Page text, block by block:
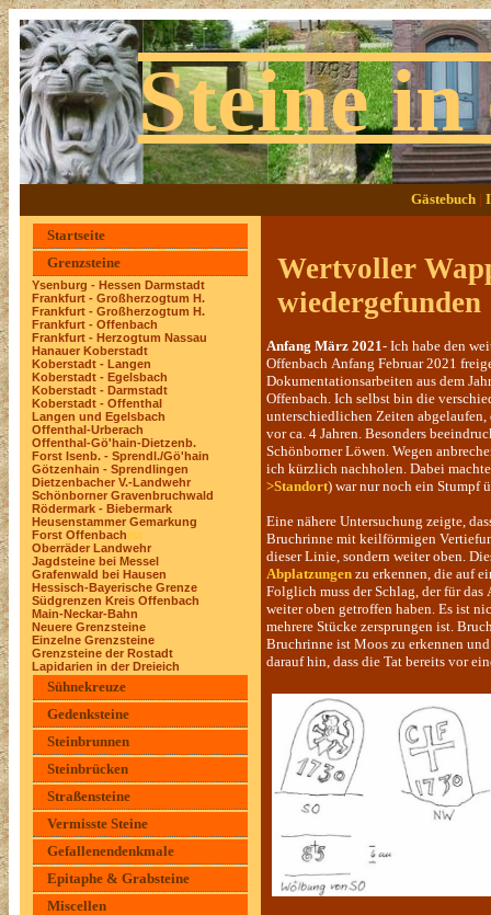
Steine
Gästebuch |
Startseite
Grenzsteine
Ysenburg - Hessen Darmstadt
Frankfurt - Großherzogtum H.
Frankfurt - Großherzogtum H.
Frankfurt - Offenbach
Frankfurt - Herzogtum Nassau
Hanauer Koberstadt
Koberstadt - Langen
Koberstadt - Egelsbach
Koberstadt - Darmstadt
Koberstadt - Offenthal
Langen und Egelsbach
Offenthal-Urberach
Offenthal-Gö'hain-Dietzenb.
Forst Isenb. - Sprendl./Gö'hain
Götzenhain - Sprendlingen
Dietzenbacher V.-Landwehr
Schönborner Gravenbruchwald
Rödermark - Biebermark
Heusenstammer Gemarkung
Forst Offenbachrst
Oberräder Landwehr
Jagdsteine bei Messel
Grafenwald bei Hausen
Hessisch-Bayerische Grenze
Südgrenzen Kreis Offenbach
Main-Neckar-Bahn
Neuere Grenzsteine
Einzelne Grenzsteine
Grenzsteine der Rostadt
Lapidarien in der Dreieich
Sühnekreuze
Gedenksteine
Steinbrunnen
Steinbrücken
Straßensteine
Vermisste Steine
Gefallenendenkmale
Epitaphe & Grabsteine
Miscellen
Wertvoller
Anfang März 2021- Ich habe den
Offenbach Anfang Februar 2021
Dokumentationsarbeiten aus dem
Offenbach. Ich selbst bin die
unterschiedlichen Zeiten abgelaufen,
vor ca. 4 Jahren. Besonders
Schönborner Löwen. Wegen
ich kürzlich nachholen. Dabei
>Standort) war nur noch ein Stumpf
Eine nähere Untersuchung zeigte,
Bruchrinne mit keilförmigen
dieser Linie, sondern weiter oben.
Abplatzungen zu erkennen, die auf
Folglich muss der Schlag, der für
weiter oben getroffen haben. Es ist
mehrere Stücke zersprungen ist.
Bruchrinne ist Moos zu erkennen
darauf hin, dass die Tat bereits vor